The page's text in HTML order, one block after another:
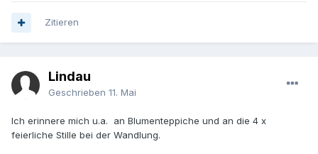
Zitieren
Lindau
Geschrieben 11. Mai
Ich erinnere mich u.a. an Blumenteppiche und an die 4 x
feierliche Stille bei der Wandlung.